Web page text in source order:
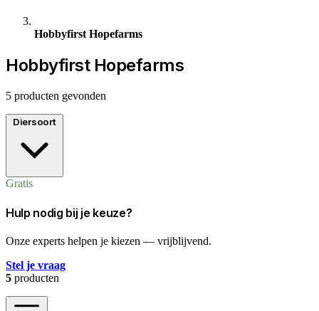
Hobbyfirst Hopefarms
Hobbyfirst Hopefarms
5 producten gevonden
Diersoort
Gratis
Hulp nodig bij je keuze?
Onze experts helpen je kiezen — vrijblijvend.
Stel je vraag
5 producten